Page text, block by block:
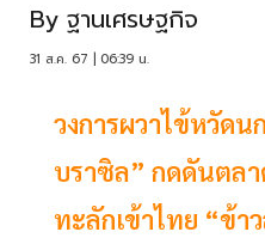
By ฐานเศรษฐกิจ
31 ส.ค. 67 | 06:39 น.
วงการผวาไข้หวัด
บราซิล” กดดันตล
ทะลักเข้าไทย “ข้า